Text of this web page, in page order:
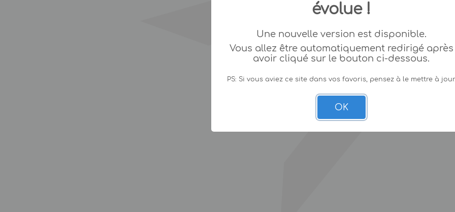
évolue !
Une nouvelle version est disponible.
Vous allez être automatiquement redirigé après
avoir cliqué sur le bouton ci-dessous.
PS: Si vous aviez ce site dans vos favoris, pensez à le mettre à
OK